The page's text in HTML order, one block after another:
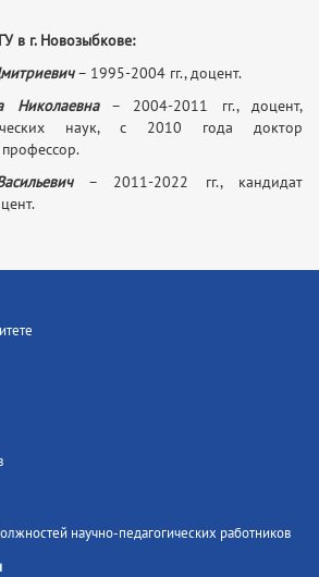
в г. Новозыбкове:
– 1995-2004 гг., доцент.
Николаевна– 2004-2011 гг., доцент,
наук, с 2010 года доктор
– 2011-2022 гг., кандидат
научно-педагогических работников